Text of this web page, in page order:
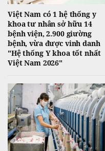
Việt Nam có 1 hệ thống y
khoa tư nhân sở hữu 14
bệnh viện, 2.900 giường
bệnh, vừa được vinh danh
"Hệ thống Y khoa tốt nhất
Việt Nam 2026"